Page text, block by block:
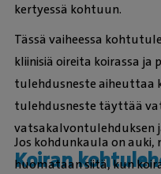
kertyessä kohtuun.
Tässä vaiheessa
kliinisiä oireita koirassa
tulehdusneste aiheuttaa
tulehdusneste täyttää
vatsakalvontulehduksen
Koiran
Jos kohdunkaula on
huomataan siitä, kun